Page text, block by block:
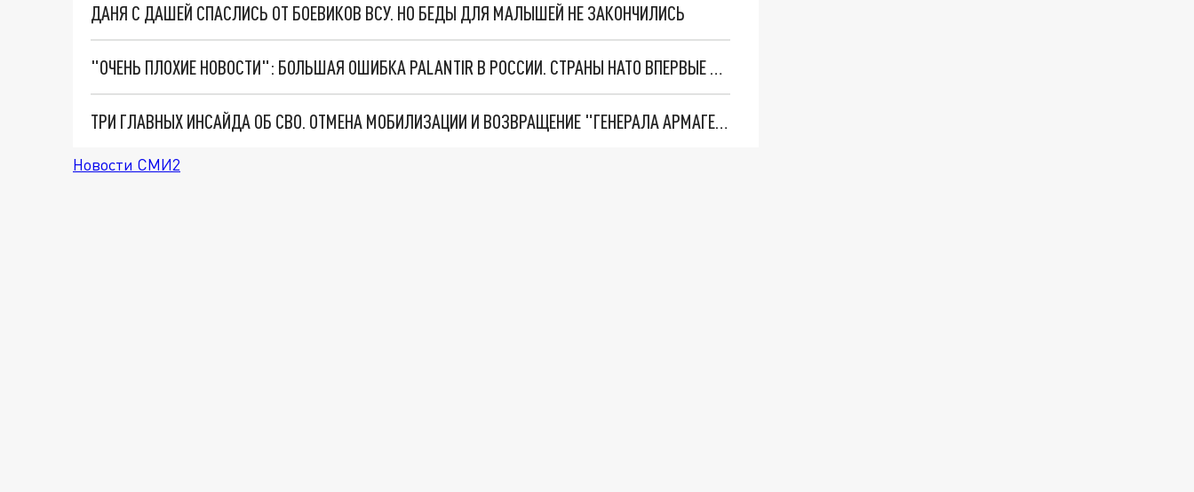
ДАНЯ С ДАШЕЙ СПАСЛИСЬ ОТ БОЕВИКОВ ВСУ. НО БЕДЫ ДЛЯ МАЛЫШЕЙ НЕ ЗАКОНЧИЛИСЬ
"ОЧЕНЬ ПЛОХИЕ НОВОСТИ": БОЛЬШАЯ ОШИБКА PALANTIR В РОССИИ. СТРАНЫ НАТО ВПЕРВЫЕ ЗА СВО ОСТАНОВИЛИ ПОСТАВКИ ОРУЖИЯ. ВСУ ТЕРЯЮТ ПРИГРАНИЧЬЕ?
ТРИ ГЛАВНЫХ ИНСАЙДА ОБ СВО. ОТМЕНА МОБИЛИЗАЦИИ И ВОЗВРАЩЕНИЕ "ГЕНЕРАЛА АРМАГЕДДОНА"? ОТЛИЧНЫЕ НОВОСТИ, КОТОРЫЕ ЖДАЛИ ВСЕ
Новости СМИ2